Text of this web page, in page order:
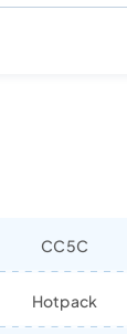
CC5C
Hotpack